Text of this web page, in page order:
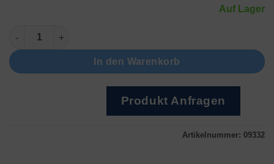
Auf Lager
Ohne Feder, 115mm Menge
In den Warenkorb
Produkt Anfragen
Artikelnummer: 09332